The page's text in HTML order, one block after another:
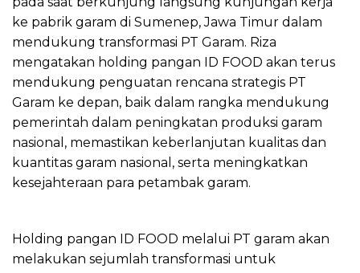
ke pabrik garam di Sumenep, Jawa Timur dalam
mendukung transformasi PT Garam. Riza
mengatakan holding pangan ID FOOD akan terus
mendukung penguatan rencana strategis PT
Garam ke depan, baik dalam rangka mendukung
pemerintah dalam peningkatan produksi garam
nasional, memastikan keberlanjutan kualitas dan
kuantitas garam nasional, serta meningkatkan
kesejahteraan para petambak garam.
Holding pangan ID FOOD melalui PT garam akan
melakukan sejumlah transformasi untuk